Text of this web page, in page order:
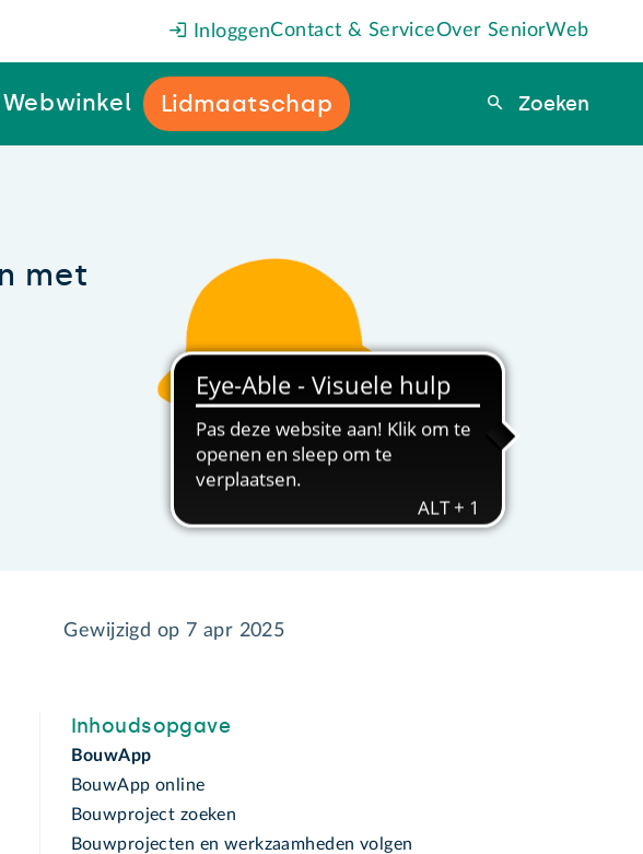
InloggenContact & ServiceOver SeniorWeb
Webwinkel Lidmaatschap Zoeken
Zoeken
met
Gewijzigd op 7 apr 2025
Inhoudsopgave
BouwApp
BouwApp online
Bouwproject zoeken
Bouwprojecten en werkzaamheden volgen